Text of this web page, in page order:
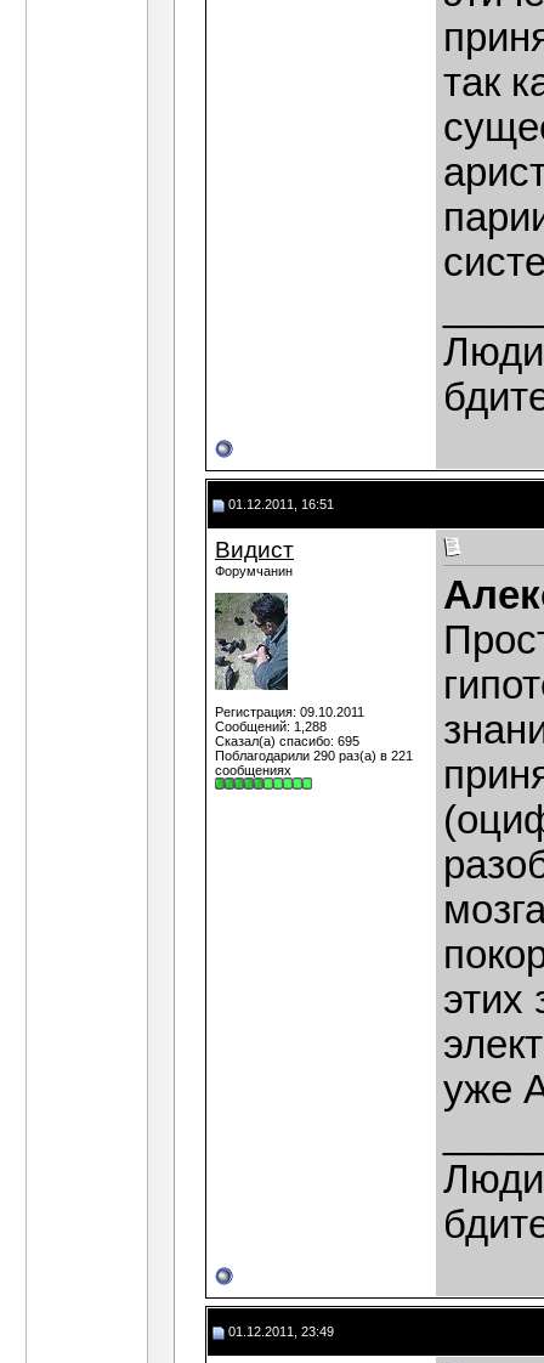
так
01.12.2011, 16:51
Видист
Форумчанин
Регистрация: 09.10.2011
Сообщений: 1,288
Сказал(а) спасибо: 695
Поблагодарили 290 раз(а) в 221
сообщениях
этих
уже
01.12.2011, 23:49